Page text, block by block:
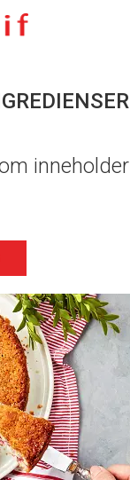
inneholder